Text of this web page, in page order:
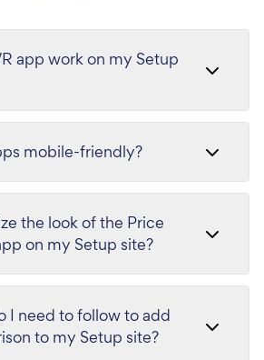
app work on my Setup
mobile-friendly?
the look of the Price
on my Setup site?
I need to follow to add
to my Setup site?